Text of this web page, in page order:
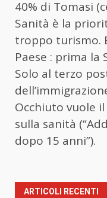
40% di Tomasi
Sanità è la
troppo turismo.
Paese : prima la
Solo al terzo
Occhiuto vuole
sulla sanità
dopo 15 anni”).
ARTICOLI RECENTI